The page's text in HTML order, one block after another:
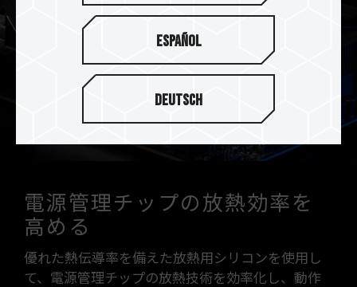
電源管理チップの放熱効率を
高める
優れた熱伝導率を備えた放熱用シリコンを使用し
て、電源管理チップの放熱技術を効率化し、動作
Español
Deutsch